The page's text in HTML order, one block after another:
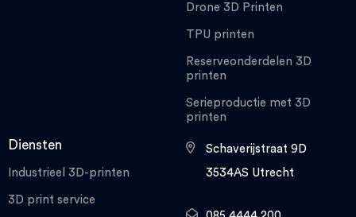
Drone 3D Printen
TPU printen
Reserveonderdelen 3D
printen
Serieproductie met 3D
printen
Diensten
Industrieel 3D-printen
3D print service
Schaverijstraat 9D
3534AS Utrecht